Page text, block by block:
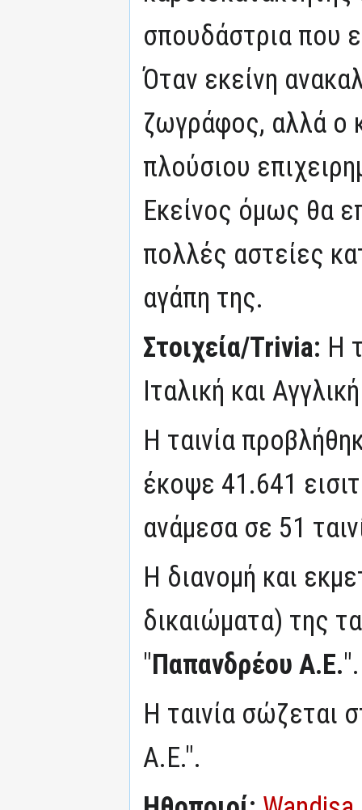
σπουδάστρια που
Όταν εκείνη
ζωγράφος, αλλά ο
πλούσιου
Εκείνος όμως θα
πολλές αστείες
αγάπη της.
Στοιχεία/Trivia: Η
Ιταλική και
Η ταινία
έκοψε 41.641
ανάμεσα σε 51
Η διανομή και
δικαιώματα) της
"Παπανδρέου Α.Ε.".
Η ταινία σώζεται
Α.Ε.".